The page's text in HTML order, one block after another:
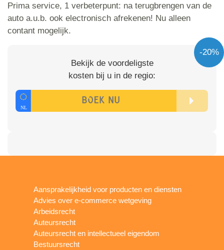
Prima service, 1 verbeterpunt: na terugbrengen van de
auto a.u.b. ook electronisch afrekenen! Nu alleen
contant mogelijk.
-20%
Bekijk de voordeligste
kosten bij u in de regio:
Aansprakelijkheid voor producten en diensten
Advies over e-commerce wetgeving
Arbeidsrecht
Auteursrecht
Auteursrecht en intellectueel eigendom
Bestuursrecht